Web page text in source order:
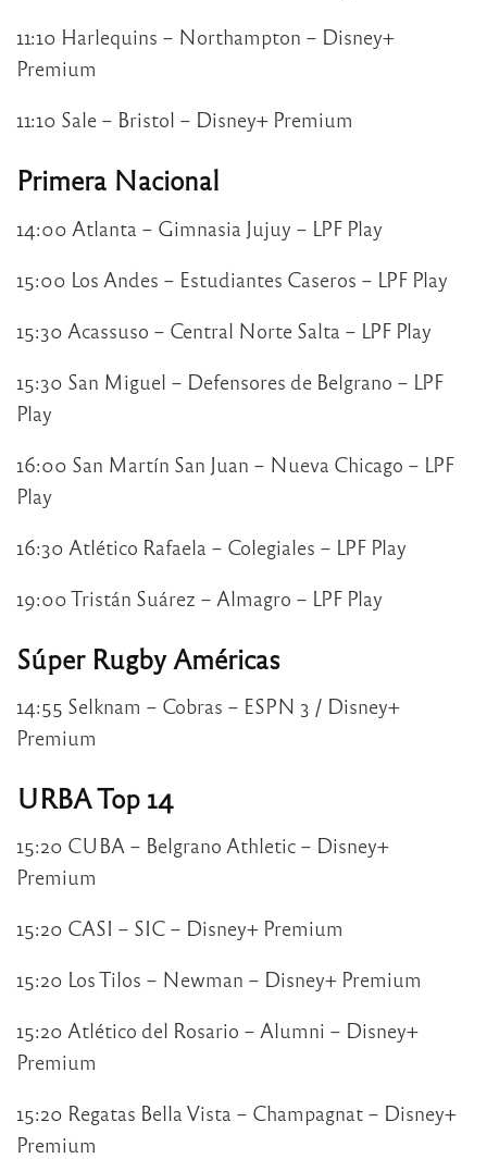
11:10 Harlequins – Northampton – Disney+
Premium
11:10 Sale – Bristol – Disney+ Premium
Primera Nacional
14:00 Atlanta – Gimnasia Jujuy – LPF Play
15:00 Los Andes – Estudiantes Caseros – LPF Play
15:30 Acassuso – Central Norte Salta – LPF Play
15:30 San Miguel – Defensores de Belgrano – LPF
Play
16:00 San Martín San Juan – Nueva Chicago – LPF
Play
16:30 Atlético Rafaela – Colegiales – LPF Play
19:00 Tristán Suárez – Almagro – LPF Play
Súper Rugby Américas
14:55 Selknam – Cobras – ESPN 3 / Disney+
Premium
URBA Top 14
15:20 CUBA – Belgrano Athletic – Disney+
Premium
15:20 CASI – SIC – Disney+ Premium
15:20 Los Tilos – Newman – Disney+ Premium
15:20 Atlético del Rosario – Alumni – Disney+
Premium
15:20 Regatas Bella Vista – Champagnat – Disney+
Premium